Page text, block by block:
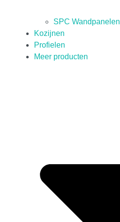
SPC Wandpanelen
Kozijnen
Profielen
Meer producten